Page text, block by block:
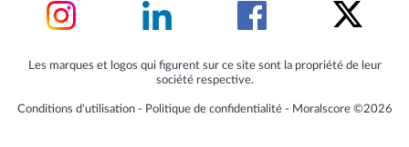
Les marques et logos qui figurent sur ce site sont la propriété de leur
société respective.
Conditions d'utilisation‐ Politique de confidentialité‐ Moralscore ©2026